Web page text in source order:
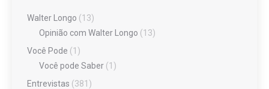
Walter Longo (13)
Opinião com Walter Longo (13)
Você Pode (1)
Você pode Saber (1)
Entrevistas (381)